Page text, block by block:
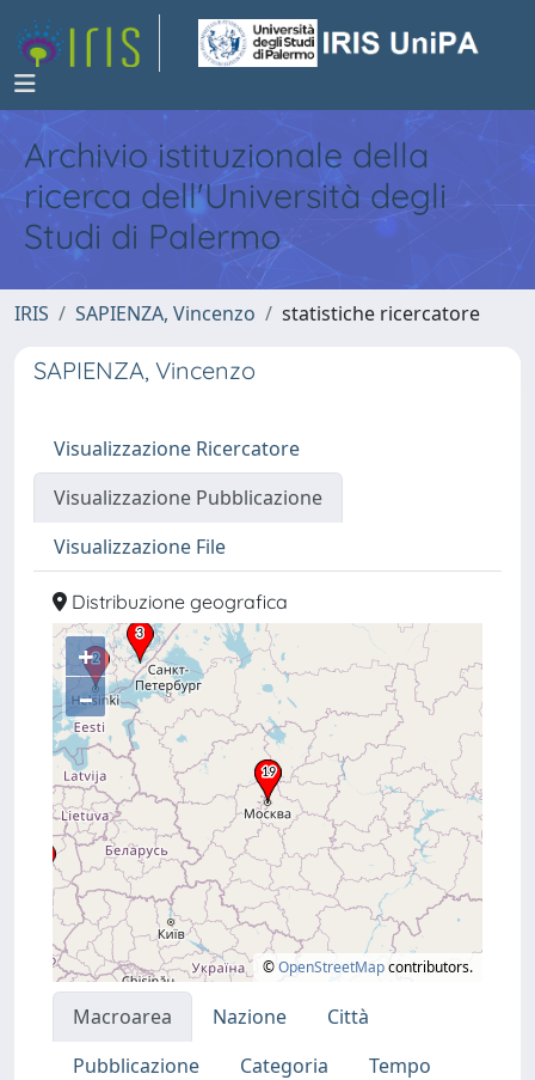
Archivio istituzionale della
ricerca dell'Università degli
Studi di Palermo
IRIS SAPIENZA, Vincenzo statistiche ricercatore
SAPIENZA, Vincenzo
Visualizzazione Ricercatore
Visualizzazione Pubblicazione
Visualizzazione File
Distribuzione geografica
+
–
©OpenStreetMapcontributors.
Macroarea Nazione
Città
Pubblicazione
Categoria
Tempo